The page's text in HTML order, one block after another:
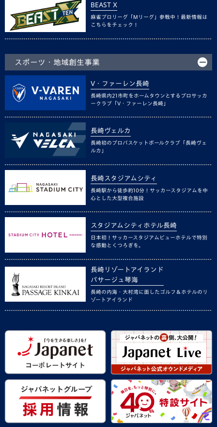
BEAST X
麻雀プロリーグ「Mリーグ」参戦中！最新情報は
こちらをチェック！
スポーツ・地域創生事業
V・ファーレン長崎
長崎県内21市町をホームタウンとするプロサッカ
ークラブ「V・ファーレン長崎」
長崎ヴェルカ
長崎初のプロバスケットボールクラブ「長崎ヴェ
ルカ」
長崎スタジアムシティ
長崎駅から徒歩約10分！サッカースタジアムを中
心とした大型複合施設
スタジアムシティホテル長崎
日本初！サッカースタジアムビューホテルで特別
な感動とくつろぎを。
長崎リゾートアイランド
パサージュ琴海
長崎の内海・大村湾に面したゴルフ＆ホテルのリ
ゾートアイランド